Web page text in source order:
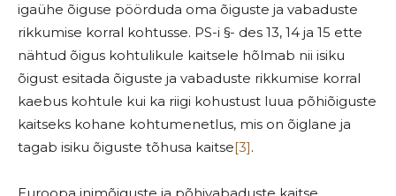
igaühe õiguse pöörduda oma õiguste ja vabaduste
rikkumise korral kohtusse. PS-i §- des 13, 14 ja 15 ette
nähtud õigus kohtulikule kaitsele hõlmab nii isiku
õigust esitada õiguste ja vabaduste rikkumise korral
kaebus kohtule kui ka riigi kohustust luua põhiõiguste
kaitseks kohane kohtumenetlus, mis on õiglane ja
tagab isiku õiguste tõhusa kaitse[3].